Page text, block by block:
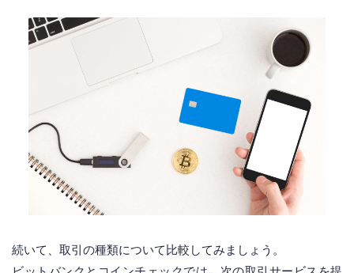
続いて、取引の種類について比較してみましょう。